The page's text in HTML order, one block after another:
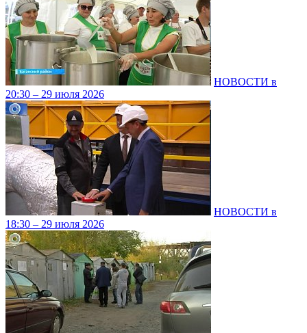
НОВОСТИ в
20:30 – 29 июля 2026
НОВОСТИ в
18:30 – 29 июля 2026